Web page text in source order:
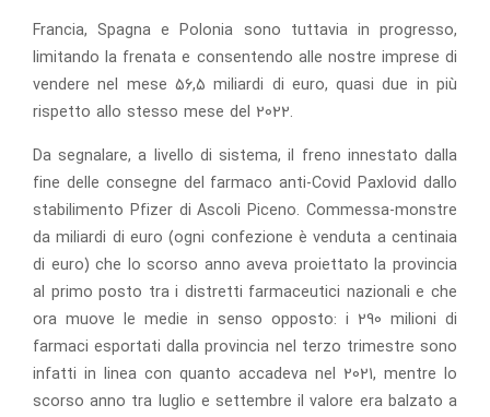
Francia, Spagna e Polonia sono tuttavia in progresso,
limitando la frenata e consentendo alle nostre imprese di
vendere nel mese 56,5 miliardi di euro, quasi due in più
rispetto allo stesso mese del 2022.
Da segnalare, a livello di sistema, il freno innestato dalla
fine delle consegne del farmaco anti-Covid Paxlovid dallo
stabilimento Pfizer di Ascoli Piceno. Commessa-monstre
da miliardi di euro (ogni confezione è venduta a centinaia
di euro) che lo scorso anno aveva proiettato la provincia
al primo posto tra i distretti farmaceutici nazionali e che
ora muove le medie in senso opposto: i 290 milioni di
farmaci esportati dalla provincia nel terzo trimestre sono
infatti in linea con quanto accadeva nel 2021, mentre lo
scorso anno tra luglio e settembre il valore era balzato a